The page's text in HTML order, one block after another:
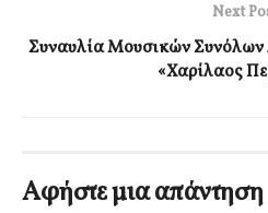
Next
Συναυλία Μουσικών Συνόλων
«Χαρίλαος
Αφήστε μια απάντηση